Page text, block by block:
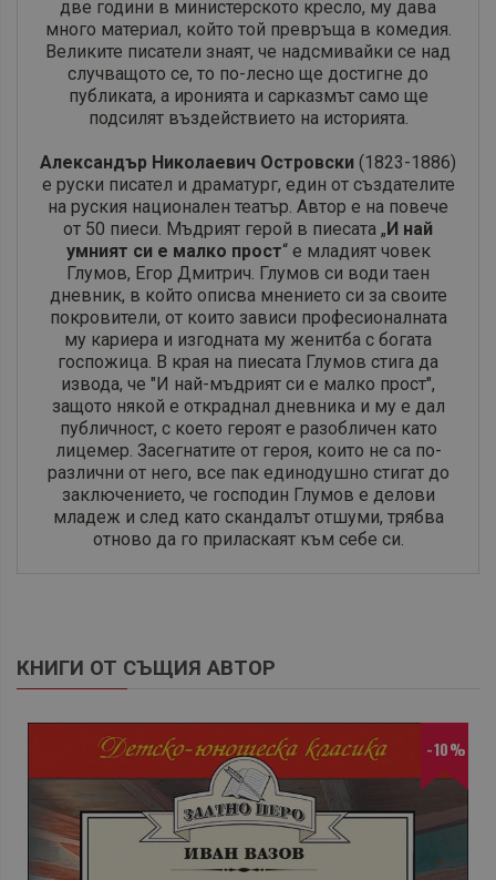
две години в министерското кресло, му дава
много материал, който той превръща в комедия.
Великите писатели знаят, че надсмивайки се над
случващото се, то по-лесно ще достигне до
публиката, а иронията и сарказмът само ще
подсилят въздействието на историята.
Александър Николаевич Островски (1823-1886)
е руски писател и драматург, един от създателите
на руския национален театър. Автор е на повече
от 50 пиеси. Мъдрият герой в пиесата „ И най
умният си е малко прост“ е младият човек
Глумов, Егор Дмитрич. Глумов си води таен
дневник, в който описва мнението си за своите
покровители, от които зависи професионалната
му кариера и изгодната му женитба с богата
госпожица. В края на пиесата Глумов стига да
извода, че " И най-мъдрият си е малко прост",
защото някой е откраднал дневника и му е дал
публичност, с което героят е разобличен като
лицемер. Засегнатите от героя, които не са по-
различни от него, все пак единодушно стигат до
заключението, че господин Глумов е делови
младеж и след като скандалът отшуми, трябва
отново да го приласкаят към себе си.
КНИГИ ОТ СЪЩИЯ АВТОР
-10%